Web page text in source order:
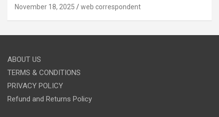
November 18, 2025 web correspondent
ABOUT US
TERMS & CONDITIONS
PRIVACY POLICY
Refund and Returns Policy